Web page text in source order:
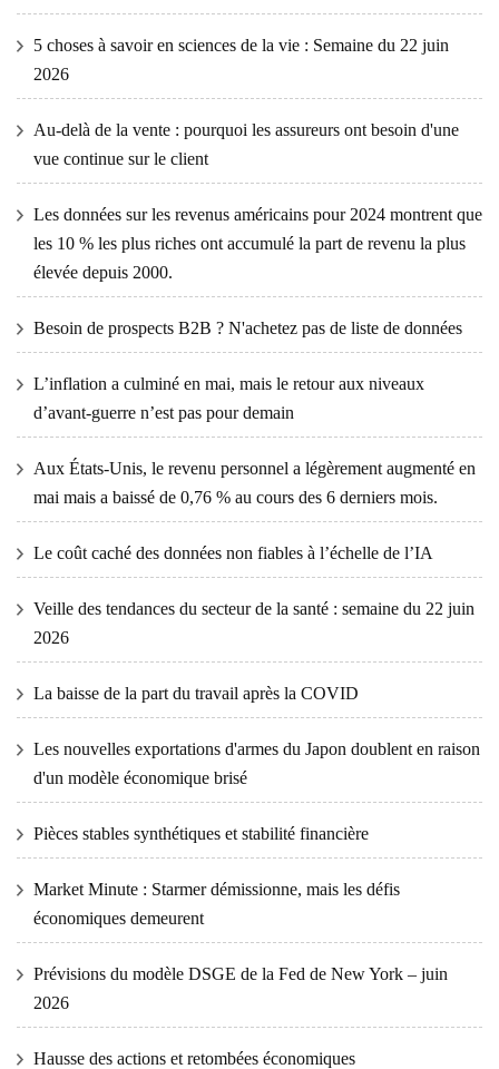
5 choses à savoir en sciences de la vie : Semaine du 22 juin
2026
Au-delà de la vente : pourquoi les assureurs ont besoin d'une
vue continue sur le client
Les données sur les revenus américains pour 2024 montrent que
les 10 % les plus riches ont accumulé la part de revenu la plus
élevée depuis 2000.
Besoin de prospects B2B ? N'achetez pas de liste de données
L’inflation a culminé en mai, mais le retour aux niveaux
d’avant-guerre n’est pas pour demain
Aux États-Unis, le revenu personnel a légèrement augmenté en
mai mais a baissé de 0,76 % au cours des 6 derniers mois.
Le coût caché des données non fiables à l’échelle de l’IA
Veille des tendances du secteur de la santé : semaine du 22 juin
2026
La baisse de la part du travail après la COVID
Les nouvelles exportations d'armes du Japon doublent en raison
d'un modèle économique brisé
Pièces stables synthétiques et stabilité financière
Market Minute : Starmer démissionne, mais les défis
économiques demeurent
Prévisions du modèle DSGE de la Fed de New York – juin
2026
Hausse des actions et retombées économiques